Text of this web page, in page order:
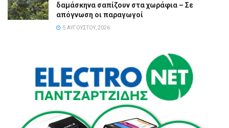
δαμάσκηνα σαπίζουν στα χωράφια – Σε
απόγνωση οι παραγωγοί
5 ΑΥΓΟΎΣΤΟΥ, 2026